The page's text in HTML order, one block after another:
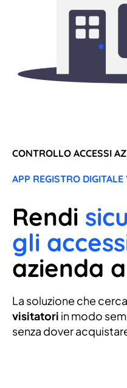
CONTROLLO ACCESSI
APP REGISTRO
Rendi
gli
azienda
La soluzione che
visitatori in modo
senza dover